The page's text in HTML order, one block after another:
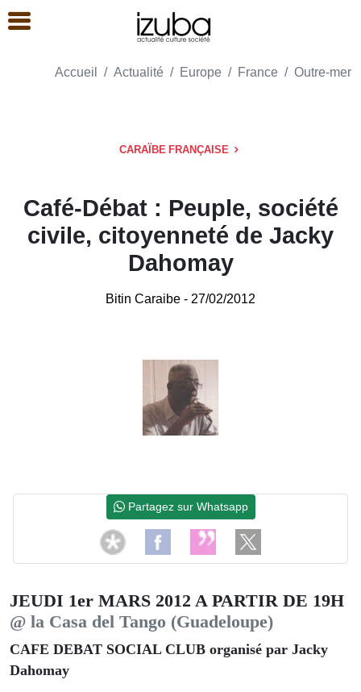
Accueil Actualité Europe France Outre-mer
CARAÏBE FRANÇAISE
Café-Débat : Peuple, société
civile, citoyenneté de Jacky
Dahomay
Bitin Caraibe - 27/02/2012
JEUDI 1er MARS 2012 A PARTIR DE 19H
@ la Casa del Tango (Guadeloupe)
CAFE DEBAT SOCIAL CLUB organisé par Jacky
Dahomay
Partagez sur Whatsapp